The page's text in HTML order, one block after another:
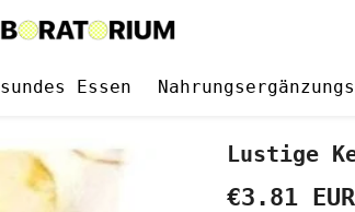
Essen
Lustige
€3.81 EUR